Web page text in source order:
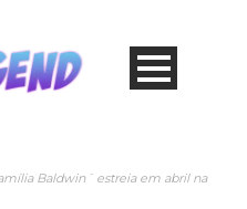
Baldwin´ estreia em abril na